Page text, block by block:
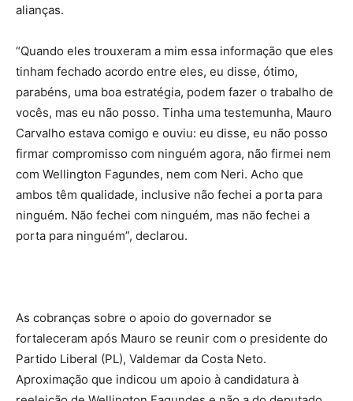
alianças.
“Quando eles trouxeram a mim essa informação que eles
tinham fechado acordo entre eles, eu disse, ótimo,
parabéns, uma boa estratégia, podem fazer o trabalho de
vocês, mas eu não posso. Tinha uma testemunha, Mauro
Carvalho estava comigo e ouviu: eu disse, eu não posso
firmar compromisso com ninguém agora, não firmei nem
com Wellington Fagundes, nem com Neri. Acho que
ambos têm qualidade, inclusive não fechei a porta para
ninguém. Não fechei com ninguém, mas não fechei a
porta para ninguém”, declarou.
As cobranças sobre o apoio do governador se
fortaleceram após Mauro se reunir com o presidente do
Partido Liberal (PL), Valdemar da Costa Neto.
Aproximação que indicou um apoio à candidatura à